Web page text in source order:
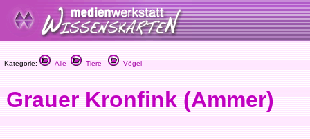
Kategorie: Alle Tiere Vögel
Grauer Kronfink (Ammer)